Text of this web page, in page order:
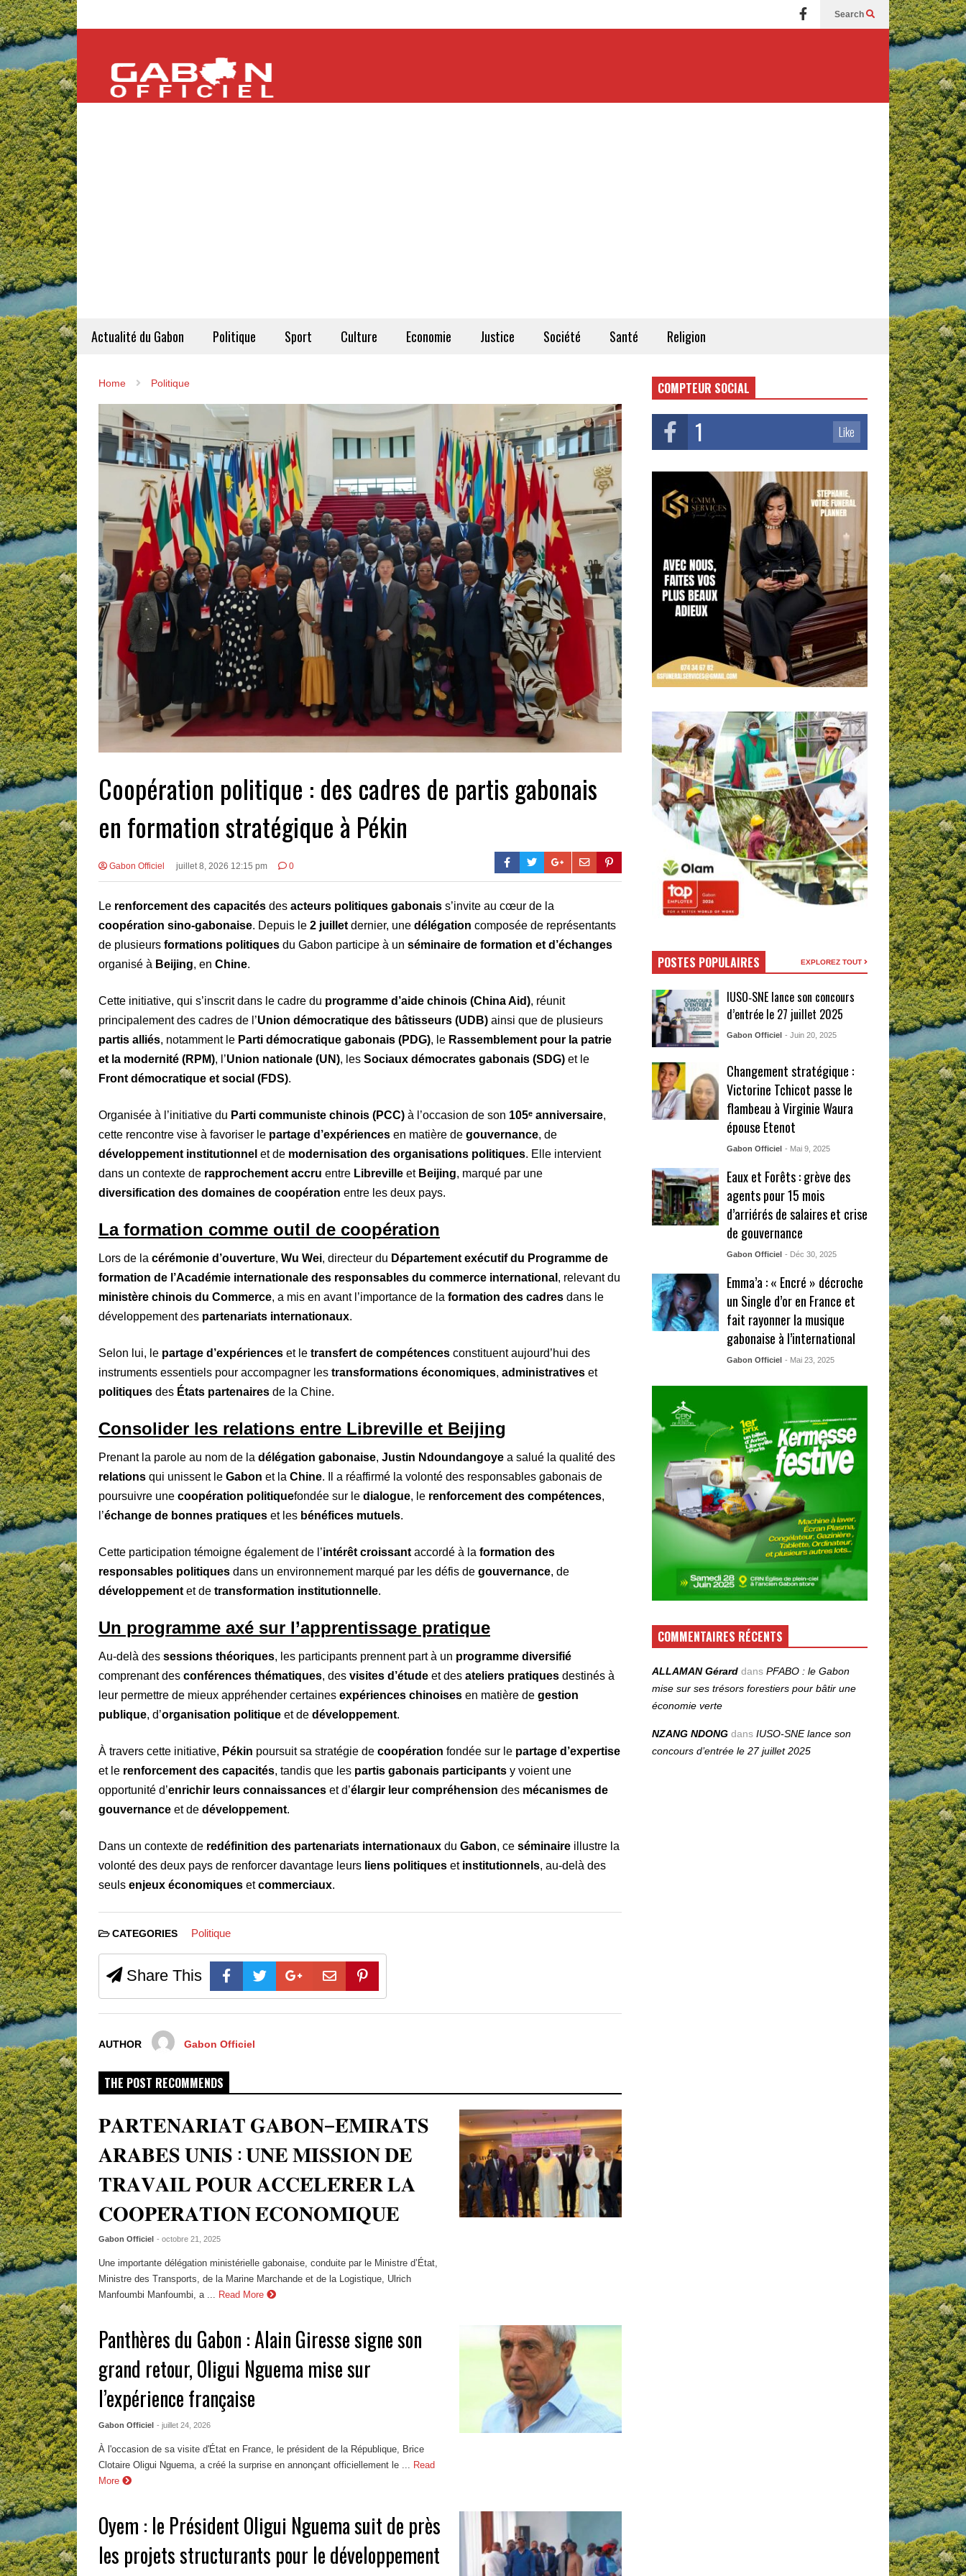
Search
Actualité du Gabon Politique Sport Culture Economie Justice Société Santé Religion
Home Politique
Coopération politique : des cadres de partis gabonais
en formation stratégique à Pékin
Gabon Officiel juillet 8, 2026 12:15 pm 0
Le renforcement des capacités des acteurs politiques gabonais s’invite au cœur de la
coopération sino-gabonaise. Depuis le 2 juillet dernier, une délégation composée de représentants
de plusieurs formations politiques du Gabon participe à un séminaire de formation et d’échanges
organisé à Beijing, en Chine.
Cette initiative, qui s’inscrit dans le cadre du programme d’aide chinois (China Aid), réunit
principalement des cadres de l’Union démocratique des bâtisseurs (UDB) ainsi que de plusieurs
partis alliés, notamment le Parti démocratique gabonais (PDG), le Rassemblement pour la patrie
et la modernité (RPM), l’Union nationale (UN), les Sociaux démocrates gabonais (SDG) et le
Front démocratique et social (FDS).
Organisée à l’initiative du Parti communiste chinois (PCC) à l’occasion de son 105ᵉ anniversaire,
cette rencontre vise à favoriser le partage d’expériences en matière de gouvernance, de
développement institutionnel et de modernisation des organisations politiques. Elle intervient
dans un contexte de rapprochement accru entre Libreville et Beijing, marqué par une
diversification des domaines de coopération entre les deux pays.
La formation comme outil de coopération
Lors de la cérémonie d’ouverture, Wu Wei, directeur du Département exécutif du Programme de
formation de l’Académie internationale des responsables du commerce international , relevant du
ministère chinois du Commerce, a mis en avant l’importance de la formation des cadres dans le
développement des partenariats internationaux.
Selon lui, le partage d’expériences et le transfert de compétences constituent aujourd’hui des
instruments essentiels pour accompagner les transformations économiques, administratives et
politiques des États partenaires de la Chine.
Consolider les relations entre Libreville et Beijing
Prenant la parole au nom de la délégation gabonaise, Justin Ndoundangoye a salué la qualité des
relations qui unissent le Gabon et la Chine. Il a réaffirmé la volonté des responsables gabonais de
poursuivre une coopération politiquefondée sur le dialogue, le renforcement des compétences,
l’échange de bonnes pratiques et les bénéfices mutuels.
Cette participation témoigne également de l’intérêt croissant accordé à la formation des
responsables politiques dans un environnement marqué par les défis de gouvernance, de
développement et de transformation institutionnelle.
Un programme axé sur l’apprentissage pratique
Au-delà des sessions théoriques, les participants prennent part à un programme diversifié
comprenant des conférences thématiques, des visites d’étude et des ateliers pratiques destinés à
leur permettre de mieux appréhender certaines expériences chinoises en matière de gestion
publique, d’organisation politique et de développement.
À travers cette initiative, Pékin poursuit sa stratégie de coopération fondée sur le partage d’expertise
et le renforcement des capacités, tandis que les partis gabonais participants y voient une
opportunité d’enrichir leurs connaissances et d’élargir leur compréhension des mécanismes de
gouvernance et de développement.
Dans un contexte de redéfinition des partenariats internationaux du Gabon, ce séminaire illustre la
volonté des deux pays de renforcer davantage leurs liens politiques et institutionnels, au-delà des
seuls enjeux économiques etcommerciaux.
CATEGORIES Politique
Share This
AUTHOR Gabon Officiel
THE POST RECOMMENDS
𝐏𝐀𝐑𝐓𝐄𝐍𝐀𝐑𝐈𝐀𝐓 𝐆𝐀𝐁𝐎𝐍–𝐄́𝐌𝐈𝐑𝐀𝐓𝐒
𝐀𝐑𝐀𝐁𝐄𝐒 𝐔𝐍𝐈𝐒 : 𝐔𝐍𝐄 𝐌𝐈𝐒𝐒𝐈𝐎𝐍 𝐃𝐄
𝐓𝐑𝐀𝐕𝐀𝐈𝐋 𝐏𝐎𝐔𝐑 𝐀𝐂𝐂𝐄́𝐋𝐄́𝐑𝐄𝐑 𝐋𝐀
𝐂𝐎𝐎𝐏𝐄́𝐑𝐀𝐓𝐈𝐎𝐍 𝐄́𝐂𝐎𝐍𝐎𝐌𝐈𝐐𝐔𝐄
Gabon Officiel - octobre 21, 2025
Une importante délégation ministérielle gabonaise, conduite par le Ministre d’État,
Ministre des Transports, de la Marine Marchande et de la Logistique, Ulrich
Manfoumbi Manfoumbi, a ...
Read More
Panthères du Gabon : Alain Giresse signe son
grand retour, Oligui Nguema mise sur
l’expérience française
Gabon Officiel - juillet 24, 2026
À l'occasion de sa visite d'État en France, le président de la République, Brice
Clotaire Oligui Nguema, a créé la surprise en annonçant officiellement le ...
Read
More
Oyem : le Président Oligui Nguema suit de près
les projets structurants pour le développement
COMPTEUR SOCIAL
1 Like
POSTES POPULAIRES EXPLOREZ TOUT
IUSO‑SNE lance son concours
d’entrée le 27 juillet 2025
Gabon Officiel - Juin 20, 2025
Changement stratégique :
Victorine Tchicot passe le
flambeau à Virginie Waura
épouse Etenot
Gabon Officiel - Mai 9, 2025
Eaux et Forêts : grève des
agents pour 15 mois
d’arriérés de salaires et crise
de gouvernance
Gabon Officiel - Déc 30, 2025
Emma’a : « Encré » décroche
un Single d’or en France et
fait rayonner la musique
gabonaise à l’international
Gabon Officiel - Mai 23, 2025
COMMENTAIRES RÉCENTS
ALLAMAN Gérard dansPFABO : le Gabon
mise sur ses trésors forestiers pour bâtir une
économie verte
NZANG NDONG dansIUSO‑SNE lance son
concours d’entrée le 27 juillet 2025